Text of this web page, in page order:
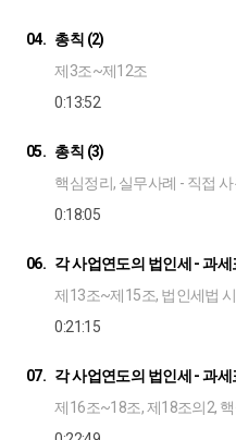
04. 총칙 (2)
제3조~제12조
0:13:52
05. 총칙 (3)
핵심정리, 실무사례 - 직접
0:18:05
06. 각 사업연도의 법인세 - 과
제13조~제15조, 법인세법
0:21:15
07. 각 사업연도의 법인세 - 과
제16조~18조, 제18조의2,